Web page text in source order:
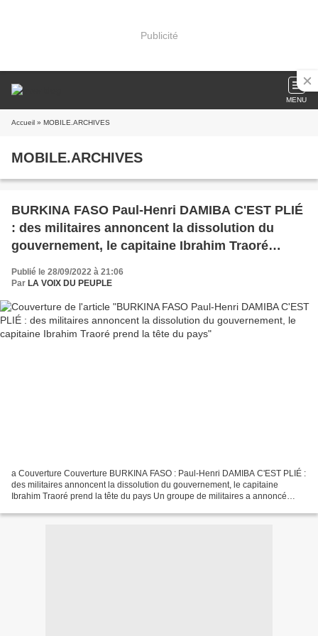
Publicité
MENU
Accueil » MOBILE.ARCHIVES
MOBILE.ARCHIVES
BURKINA FASO Paul-Henri DAMIBA C'EST PLIÉ
: des militaires annoncent la dissolution du
gouvernement, le capitaine Ibrahim Traoré
prend la tête du pays
Publié le 28/09/2022 à 21:06
Par LA VOIX DU PEUPLE
a Couverture Couverture BURKINA FASO : Paul-Henri DAMIBA C'EST PLIÉ :
des militaires annoncent la dissolution du gouvernement, le capitaine
Ibrahim Traoré prend la tête du pays Un groupe de militaires a annoncé